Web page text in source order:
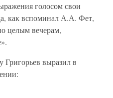
голосом свои
как вспоминал А.А. Фет,
целым вечерам,
выразил в